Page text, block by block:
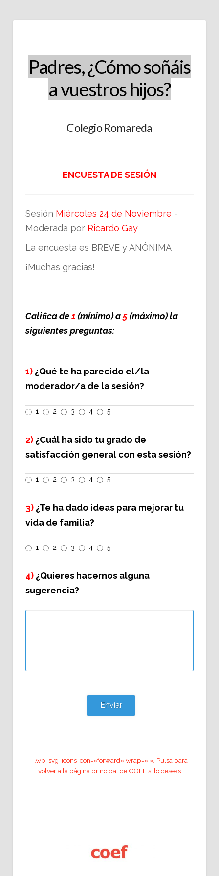
Padres, ¿Cómo soñáis
a vuestros hijos?
Colegio Romareda
ENCUESTA DE SESIÓN
Sesión Miércoles 24 de Noviembre -
Moderada por Ricardo Gay
La encuesta es BREVE y ANÓNIMA
¡Muchas gracias!
Califica de1 (mínimo) a5(máximo) la
siguientes preguntas:
1) ¿Qué te ha parecido el/la
moderador/a de la sesión?
1 2 3 4 5
2)¿Cuál ha sido tu grado de
satisfacción general con esta sesión?
1 2 3 4 5
3)¿Te ha dado ideas para mejorar tu
vida de familia?
1 2 3 4 5
4)¿Quieres hacernos alguna
sugerencia?
[wp-svg-icons icon=»forward» wrap=»i»] Pulsa para
volver a la página principal de COEF si lo deseas